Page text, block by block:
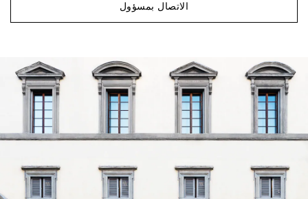
الاتصال بمسؤول